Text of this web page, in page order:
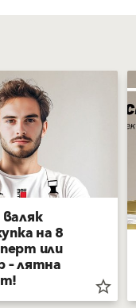
на 8
или
лятна
star_border